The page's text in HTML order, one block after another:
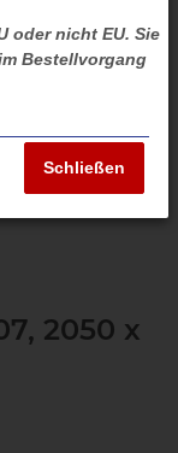
2050 x
oder nicht EU. Sie
Bestellvorgang
Schließen